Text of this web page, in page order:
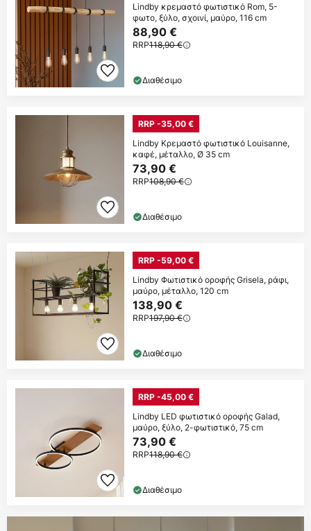
Lindby κρεμαστό φωτιστικό Rom, 5-
φωτο, ξύλο, σχοινί, μαύρο, 116 cm
88,90 €
RRP118,90 €
Διαθέσιμο
RRP -35,00 €
Lindby Κρεμαστό φωτιστικό Louisanne,
καφέ, μέταλλο, Ø 35 cm
73,90 €
RRP108,90 €
Διαθέσιμο
RRP -59,00 €
Lindby Φωτιστικό οροφής Grisela, ράφι,
μαύρο, μέταλλο, 120 cm
138,90 €
RRP197,90 €
Διαθέσιμο
RRP -45,00 €
Lindby LED φωτιστικό οροφής Galad,
μαύρο, ξύλο, 2-φωτιστικό, 75 cm
73,90 €
RRP118,90 €
Διαθέσιμο